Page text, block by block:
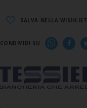
SALVA NELLA WISHLIST
CONDIVIDI SU